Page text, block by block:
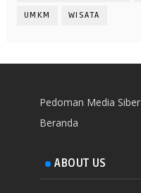
UMKM WISATA
Pedoman Media Siber
Beranda
ABOUT US